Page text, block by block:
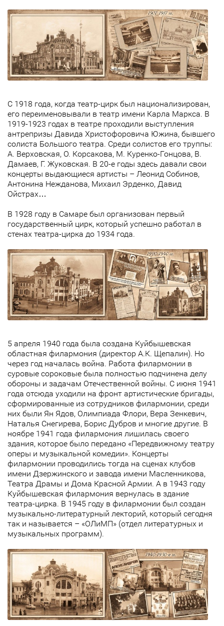
С 1918 года, когда театр-цирк был национализирован,
его переименовывали в театр имени Карла Маркса. В
1919-1923 годах в театре проходили выступления
антрепризы Давида Христофоровича Южина, бывшего
солиста Большого театра. Среди солистов его труппы:
А. Верховская, О. Корсакова, М. Куренко-Гонцова, В.
Дамаев, Г. Жуковская. В 20-е годы здесь давали свои
концерты выдающиеся артисты – Леонид Собинов,
Антонина Нежданова, Михаил Эрденко, Давид
Ойстрах…
В 1928 году в Самаре был организован первый
государственный цирк, который успешно работал в
стенах театра-цирка до 1934 года.
5 апреля 1940 года была создана Куйбышевская
областная филармония (директор А.К. Щепалин). Но
через год началась война. Работа филармонии в
суровые сороковые была полностью подчинена делу
обороны и задачам Отечественной войны. С июня 1941
года отсюда уходили на фронт артистические бригады,
сформированные из сотрудников филармонии, среди
них были Ян Ядов, Олимпиада Флори, Вера Зенкевич,
Наталья Снегирева, Борис Дубров и многие другие. В
ноябре 1941 года филармония лишилась своего
здания, которое было передано «Передвижному театру
оперы и музыкальной комедии». Концерты
филармонии проводились тогда на сценах клубов
имени Дзержинского и завода имени Масленникова,
Театра Драмы и Дома Красной Армии. А в 1943 году
Куйбышевская филармония вернулась в здание
театра-цирка. В 1945 году в филармонии был создан
музыкально-литературный лекторий, который сегодня
так и называется – «ОЛиМП» (отдел литературных и
музыкальных программ).